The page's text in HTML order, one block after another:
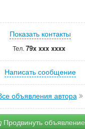
Показать контакты
Тел. 79x xxx xxxx
Написать сообщение
объявления автора
Продвинуть объявление